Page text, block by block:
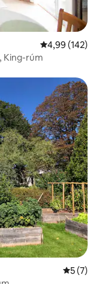
4,99 af 5 í
4,99 (142)
King-rúm
5 af 5 í
5 (7)